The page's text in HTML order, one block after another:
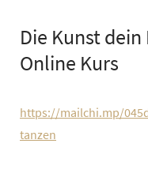
Die Kunst dein
Online Kurs
https://mailchi.mp/
tanzen